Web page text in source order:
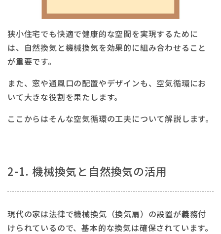
狭小住宅でも快適で健康的な空間を実現するために
は、自然換気と機械換気を効果的に組み合わせること
が重要です。
また、窓や通風口の配置やデザインも、空気循環にお
いて大きな役割を果たします。
ここからはそんな空気循環の工夫について解説します。
2-1. 機械換気と自然換気の活用
現代の家は法律で機械換気（換気扇）の設置が義務付
けられているので、基本的な換気は確保されています。